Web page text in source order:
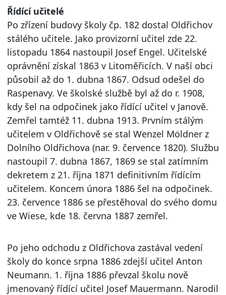
Řídící učitelé
Po zřízení budovy školy čp. 182 dostal Oldřichov
stálého učitele. Jako provizorní učitel zde 22.
listopadu 1864 nastoupil Josef Engel. Učitelské
oprávnění získal 1863 v Litoměřicích. V naší obci
působil až do 1. dubna 1867. Odsud odešel do
Raspenavy. Ve školské službě byl až do r. 1908,
kdy šel na odpočinek jako řídící učitel v Janově.
Zemřel tamtéž 11. dubna 1913. Prvním stálým
učitelem v Oldřichově se stal Wenzel Möldner z
Dolního Oldřichova (nar. 9. července 1820). Službu
nastoupil 7. dubna 1867, 1869 se stal zatímním
dekretem z 21. října 1871 definitivním řídícím
učitelem. Koncem února 1886 šel na odpočinek.
23. července 1886 se přestěhoval do svého domu
ve Wiese, kde 18. června 1887 zemřel.
Po jeho odchodu z Oldřichova zastával vedení
školy do konce srpna 1886 zdejší učitel Anton
Neumann. 1. října 1886 převzal školu nově
jmenovaný řídící učitel Josef Mauermann. Narodil